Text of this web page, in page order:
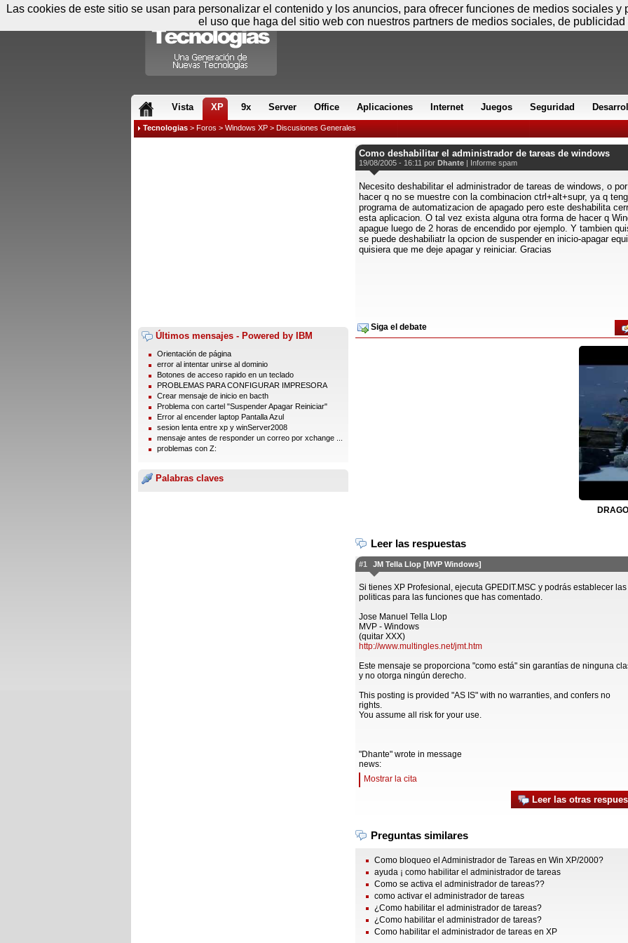
Vista XP 9x Server Office Aplicaciones Internet Juegos Seguridad
Tecnologias > Foros > Windows XP > Discusiones Generales
Últimos mensajes - Powered by IBM
Orientación de página
error al intentar unirse al dominio
Botones de acceso rapido en un teclado
PROBLEMAS PARA CONFIGURAR IMPRESORA
Crear mensaje de inicio en bacth
Problema con cartel "Suspender Apagar Reiniciar"
Error al encender laptop Pantalla Azul
sesion lenta entre xp y winServer2008
mensaje antes de responder un correo por xchange ...
problemas con Z:
Palabras claves
Como deshabilitar el administrador de tareas de windows
19/08/2005 - 16:11 por Dhante | Informe spam
Necesito deshabilitar el administrador de tareas de windows, o
hacer q no se muestre con la combinacion ctrl+alt+supr, ya q
programa de automatizacion de apagado pero este deshabilita
esta aplicacion. O tal vez exista alguna otra forma de hacer q
apague luego de 2 horas de encendido por ejemplo. Y tambien
se puede deshabiliatr la opcion de suspender en inicio-apagar
quisiera que me deje apagar y reiniciar. Gracias
Siga el debate
Leer las respuestas
#1 JM Tella Llop [MVP Windows]
Si tienes XP Profesional, ejecuta GPEDIT.MSC y podrás establecer las
politicas para las funciones que has comentado.
Jose Manuel Tella Llop
MVP - Windows
(quitar XXX)
http://www.multingles.net/jmt.htm
Este mensaje se proporciona "como está" sin garantías de ninguna
y no otorga ningún derecho.
This posting is provided "AS IS" with no warranties, and confers no
rights.
You assume all risk for your use.
"Dhante" wrote in message
news:
Mostrar la cita
Leer las otras
Preguntas similares
Como bloqueo el Administrador de Tareas en Win XP/2000?
ayuda ¡ como habilitar el administrador de tareas
Como se activa el administrador de tareas??
como activar el administrador de tareas
¿Como habilitar el administrador de tareas?
¿Como habilitar el administrador de tareas?
Como habilitar el administrador de tareas en XP
Las cookies de este sitio se usan para personalizar el contenido y los anuncios, para ofrecer funciones de medios sociales
el uso que haga del sitio web con nuestros partners de medios sociales, de